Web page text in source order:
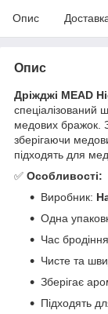
Опис
Опис
Дріжджі MEAD
спеціалізований
медових бражок.
зберігаючи
підходять для
✅ Особливості:
Виробник:
Одна
Час
Чисте та
Зберігає
Підходять